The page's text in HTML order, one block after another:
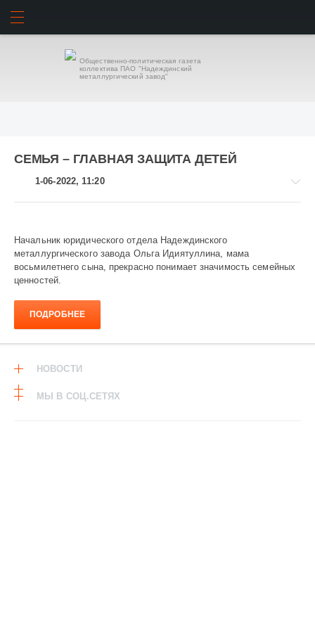
Общественно-политическая газета
коллектива ПАО "Надеждинский
металлургический завод"
СЕМЬЯ – ГЛАВНАЯ ЗАЩИТА ДЕТЕЙ
1-06-2022, 11:20
Семейные
ценности
Начальник юридического отдела Надеждинского
металлургического завода Ольга Идиятуллина, мама
восьмилетнего сына, прекрасно понимает значимость семейных
ценностей.
ПОДРОБНЕЕ
НОВОСТИ
МЫ В СОЦ.СЕТЯХ